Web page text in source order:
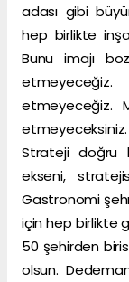
adası gibi
hep birlikte
Bunu imajı
etmeyeceğiz.
etmeyeceksiniz.
Strateji doğru
ekseni,
Gastronomi
için hep birlikte
50 şehirden
olsun.